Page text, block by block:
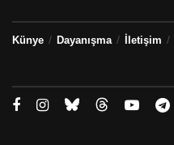
Künye Dayanışma İletişim